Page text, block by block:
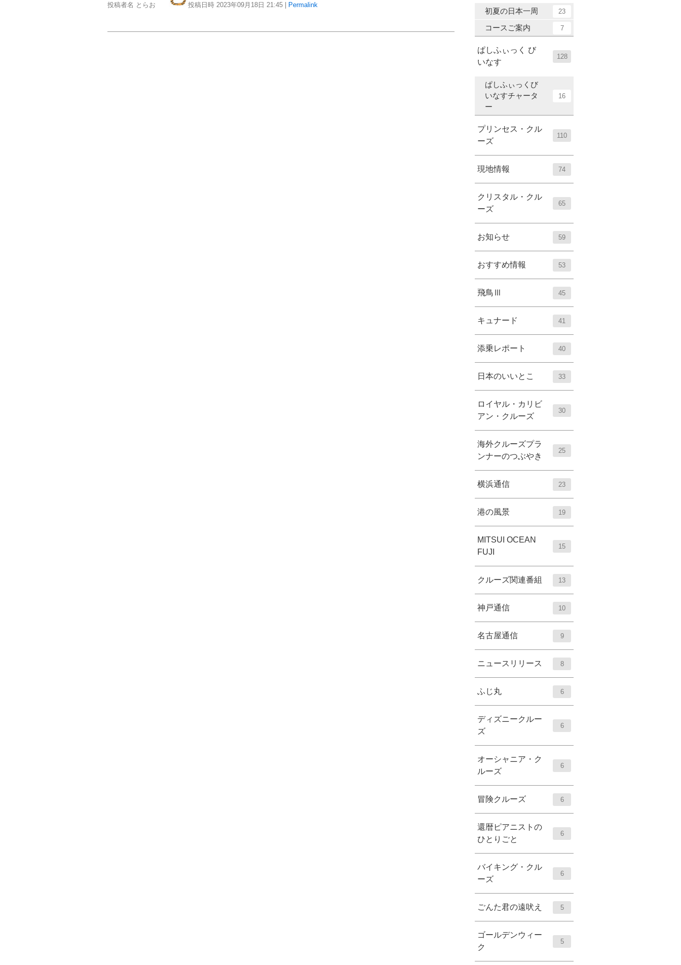
投稿者名 とらお 投稿日時 2023年09月18日 21:45 Permalink
初夏の日本一周 23
コースご案内 7
ぱしふぃっく び
いなす
128
ぱしふぃっくび
いなすチャータ
ー
16
プリンセス・クル
ーズ
110
現地情報 74
クリスタル・クル
ーズ
65
お知らせ 59
おすすめ情報 53
飛鳥Ⅲ 45
キュナード 41
添乗レポート 40
日本のいいとこ 33
ロイヤル・カリビ
アン・クルーズ
30
海外クルーズプラ
ンナーのつぶやき
25
横浜通信 23
港の風景 19
MITSUI OCEAN
FUJI
15
クルーズ関連番組 13
神戸通信 10
名古屋通信 9
ニュースリリース 8
ふじ丸 6
ディズニークルー
ズ
6
オーシャニア・ク
ルーズ
6
冒険クルーズ 6
還暦ピアニストの
ひとりごと
6
バイキング・クル
ーズ
6
ごんた君の遠吠え 5
ゴールデンウィー
ク
5